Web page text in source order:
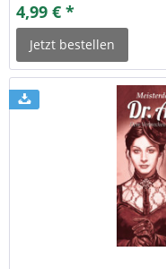
4,99 € *
Jetzt bestellen